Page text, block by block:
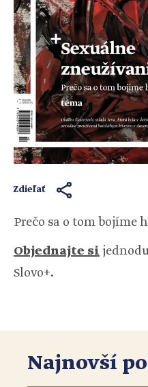
Zdieľať
Prečo sa o tom bojíme
Objednajte si
Slovo+.
Najnovší